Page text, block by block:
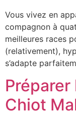
Vous vivez en
compagnon à
meilleures races
(relativement),
s’adapte
Préparer
Chiot